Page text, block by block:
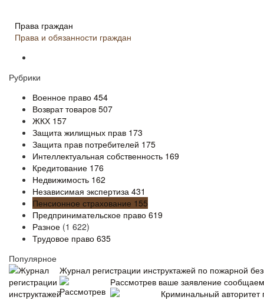
Права граждан
Права и обязанности граждан
Рубрики
Военное право 454
Возврат товаров 507
ЖКХ 157
Защита жилищных прав 173
Защита прав потребителей 175
Интеллектуальная собственность 169
Кредитование 176
Недвижимость 162
Независимая экспертиза 431
Пенсионное страхование 155
Предпринимательское право 619
Разное (1 622)
Трудовое право 635
Популярное
Журнал регистрации инструктажей по пожарной
Рассмотрев ваше заявление
Криминальный авторитет